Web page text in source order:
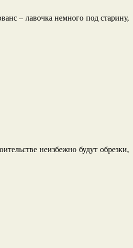
– лавочка немного под старину,
неизбежно будут обрезки,